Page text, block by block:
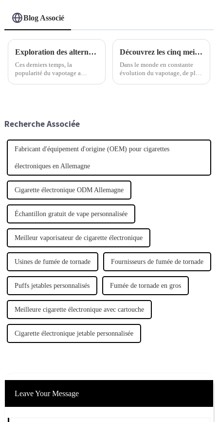
Blog Associé
Exploration des alternatives de vapotage en gros : analyse comparative des options populaires et des tendances du marché
Ces derniers temps, la
popularité du vapotage a
Découvrez les cinq meilleurs modèles de cigarettes électroniques aux meilleurs prix en 2023
Dans le monde en constante
évolution du vapotage, de plus
Recherche Associée
Fabricant d'équipement d'origine (OEM) pour cigarettes
électroniques en Allemagne
Cigarette électronique ODM Allemagne
Échantillon gratuit de vape personnalisée
Meilleur vaporisateur de cigarette électronique
Usines de fumée de tornade Fournisseurs de fumée de tornade
Puffs jetables personnalisés Fumée de tornade en gros
Meilleure cigarette électronique avec cartouche
Cigarette électronique jetable personnalisée
Leave Your Message